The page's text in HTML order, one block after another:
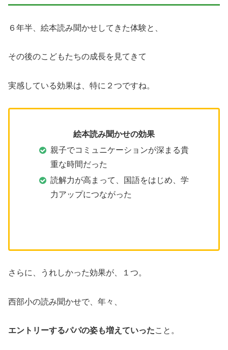
６年半、絵本読み聞かせしてきた体験と、
その後のこどもたちの成長を見てきて
実感している効果は、特に２つですね。
絵本読み聞かせの効果
親子でコミュニケーションが深まる貴
重な時間だった
読解力が高まって、国語をはじめ、学
力アップにつながった
さらに、うれしかった効果が、１つ。
西部小の読み聞かせで、年々、
エントリーするパパの姿も増えていったこと。